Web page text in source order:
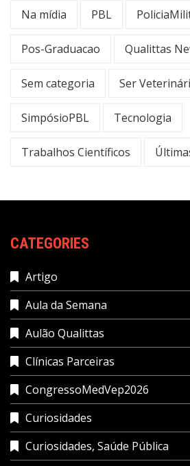
Na mídia PBL
Pos-Graduacao Qualittas
Sem categoria Ser
SimpósioPBL Tecnologia
Trabalhos Científicos
CATEGORIES
Artigo
Aula da Semana
Aulão Qualittas
Clínicas Parceiras
CongressoMedVep2026
Curiosidades
Curiosidades, Saúde Pública